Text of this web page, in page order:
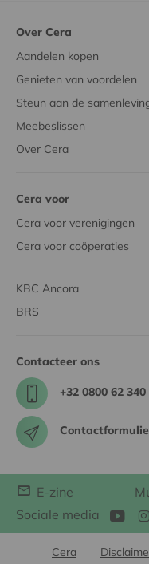
Over Cera
Aandelen kopen
Genieten van voordelen
Steun aan de
Meebeslissen
Over Cera
Cera voor
Cera voor verenigingen
Cera voor coöperaties
KBC Ancora
BRS
Contacteer ons
+32 0800 62 340
E-zine
Sociale media
Cera